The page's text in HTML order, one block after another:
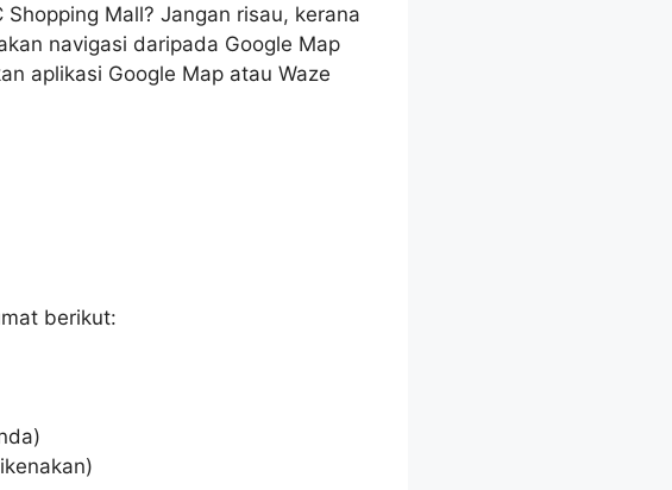
Mall? Jangan risau, kerana
navigasi daripada Google Map
aplikasi Google Map atau Waze
berikut: